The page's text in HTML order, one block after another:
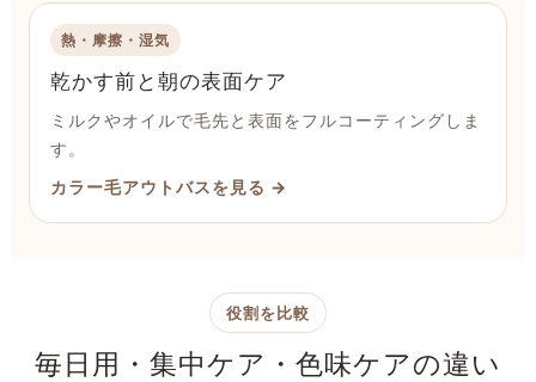
熱・摩擦・湿気
乾かす前と朝の表面ケア
ミルクやオイルで毛先と表面をフルコーティングしま
す。
カラー毛アウトバスを見る →
役割を比較
毎日用・集中ケア・色味ケアの違い